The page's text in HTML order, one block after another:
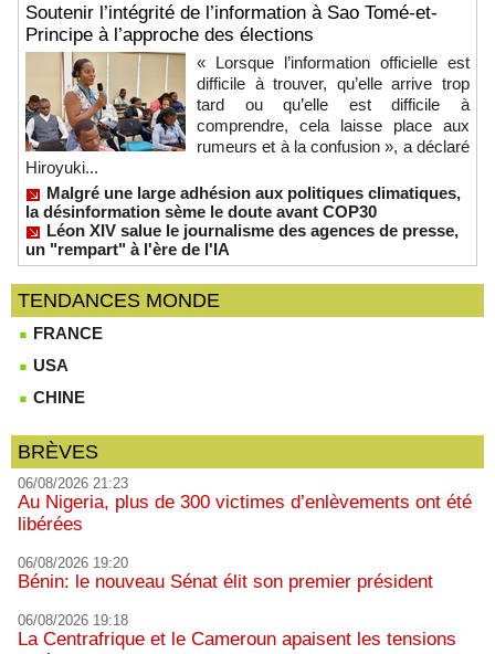
Soutenir l’intégrité de l’information à Sao Tomé-et-
Principe à l’approche des élections
« Lorsque l’information officielle est
difficile à trouver, qu’elle arrive trop
tard ou qu’elle est difficile à
comprendre, cela laisse place aux
rumeurs et à la confusion », a déclaré
Hiroyuki...
Malgré une large adhésion aux politiques climatiques,
la désinformation sème le doute avant COP30
Léon XIV salue le journalisme des agences de presse,
un "rempart" à l'ère de l'IA
TENDANCES MONDE
FRANCE
USA
CHINE
BRÈVES
06/08/2026 21:23
Au Nigeria, plus de 300 victimes d’enlèvements ont été
libérées
06/08/2026 19:20
Bénin: le nouveau Sénat élit son premier président
06/08/2026 19:18
La Centrafrique et le Cameroun apaisent les tensions